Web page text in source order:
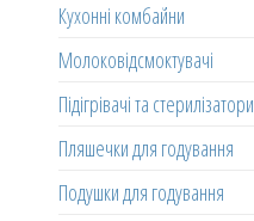
Кухонні комбайни
Молоковідсмоктувачі
Підігрівачі та стерилізатори
Пляшечки для годування
Подушки для годування